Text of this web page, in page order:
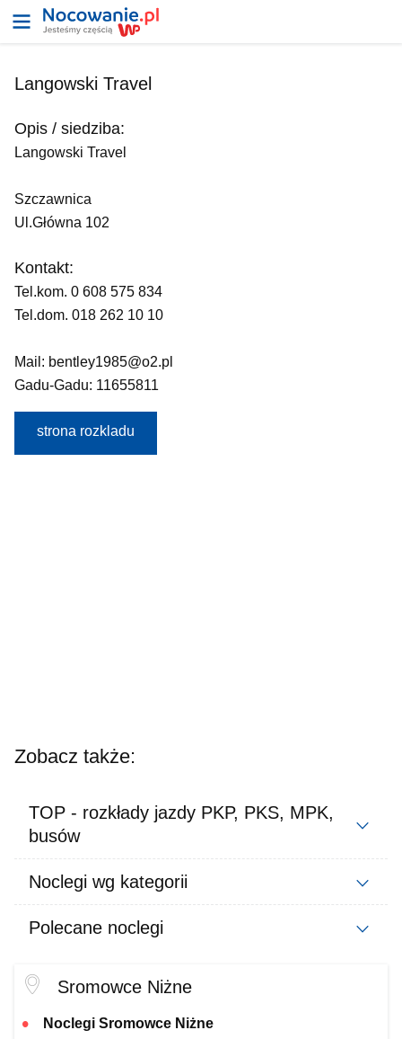
Langowski Travel
Opis / siedziba:
Langowski Travel
Szczawnica
Ul.Główna 102
Kontakt:
Tel.kom. 0 608 575 834
Tel.dom. 018 262 10 10
Mail: bentley1985@o2.pl
Gadu-Gadu: 11655811
strona rozkladu
Zobacz także:
TOP - rozkłady jazdy PKP, PKS, MPK,
busów
Noclegi wg kategorii
Polecane noclegi
Sromowce Niżne
Noclegi Sromowce Niżne